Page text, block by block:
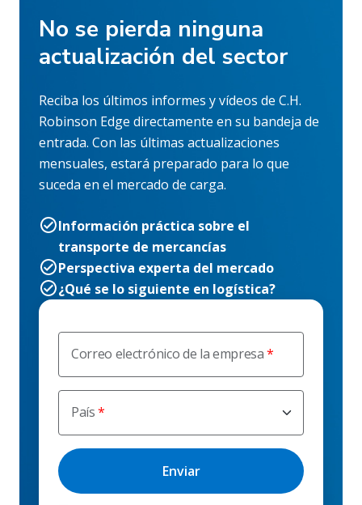
Correo electrónico de la empresa
País
No se pierda ninguna
actualización del sector
Reciba los últimos informes y vídeos de C.H.
Robinson Edge directamente en su bandeja de
entrada. Con las últimas actualizaciones
mensuales, estará preparado para lo que
suceda en el mercado de carga.
Información práctica sobre el
transporte de mercancías
Perspectiva experta del mercado
¿Qué se lo siguiente en logística?